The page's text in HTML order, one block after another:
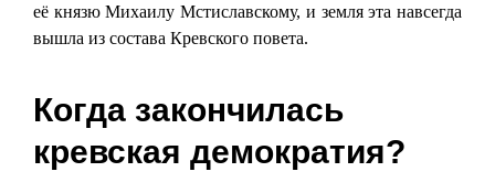
её князю Михаилу Мстиславскому, и земля эта навсегда
вышла из состава Кревского повета.
Когда закончилась
кревская демократия?